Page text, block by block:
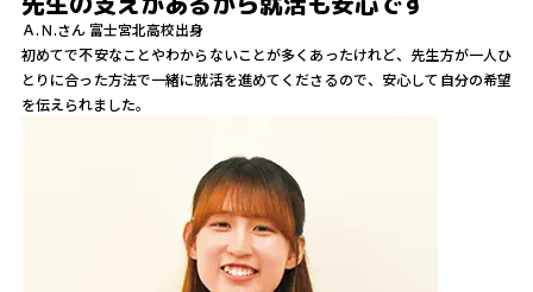
Ａ.Ｎ.さん 富士宮北高校出身
初めてで不安なことやわからないことが多くあったけれど、先生方が一人ひ
とりに合った方法で一緒に就活を進めてくださるので、安心して自分の希望
を伝えられました。